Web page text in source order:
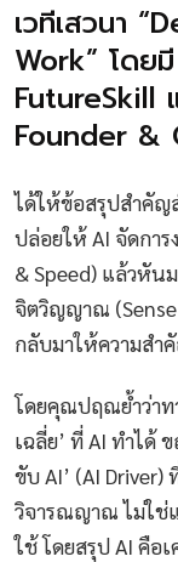
เวทีเสวนา
Work” โดย
FutureSkill
Founder &
ได้ให้ข้อสรุปสำคัญ
ปล่อยให้ AI จัดการ
& Speed) แล้วหัน
จิตวิญญาณ
กลับมาให้ความสำ
โดยคุณปฤณย้ำว่าท
เฉลี่ย’ ที่ AI ทำไ
ขับ AI’ (AI
วิจารณญาณ ไม่ใช่แ
ใช้ โดยสรุป AI คือ